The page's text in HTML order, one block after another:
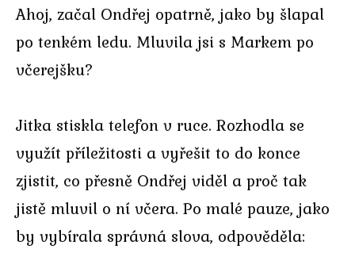
Ahoj, začal Ondřej opatrně, jako by šlapal
po tenkém ledu. Mluvila jsi s Markem po
včerejšku?
Jitka stiskla telefon v ruce. Rozhodla se
využít příležitosti a vyřešit to do konce
zjistit, co přesně Ondřej viděl a proč tak
jistě mluvil o ní včera. Po malé pauze, jako
by vybírala správná slova, odpověděla: